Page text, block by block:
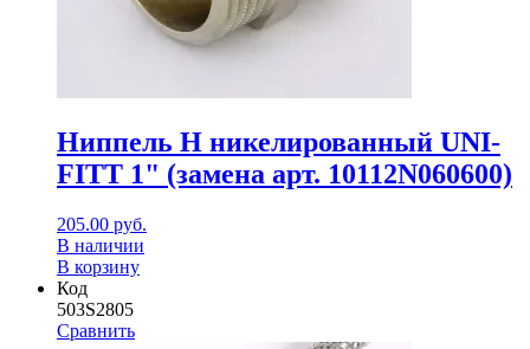
Ниппель Н никелированный UNI-
FITT 1" (замена арт. 10112N060600)
205.00 руб.
В наличии
В корзину
Код
503S2805
Сравнить